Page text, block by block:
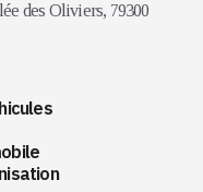
des Oliviers, 79300